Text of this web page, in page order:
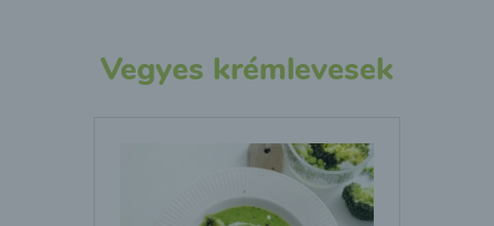
Vegyes krémlevesek